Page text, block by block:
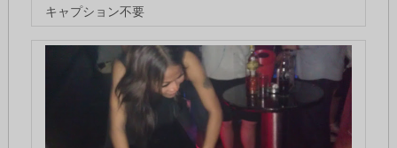
キャプション不要